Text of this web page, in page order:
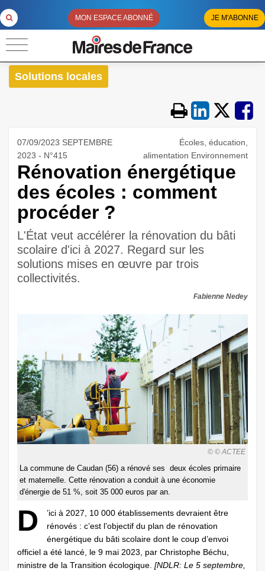
MON ESPACE ABONNÉ JE M'ABONNE
Solutions locales
07/09/2023 SEPTEMBRE
2023 - N°415
Écoles, éducation,
alimentation Environnement
Rénovation énergétique
des écoles : comment
procéder ?
L'État veut accélérer la rénovation du bâti
scolaire d'ici à 2027. Regard sur les
solutions mises en œuvre par trois
collectivités.
Fabienne Nedey
© © ACTEE
La commune de Caudan (56) a rénové ses deux écoles primaire
et maternelle. Cette rénovation a conduit à une économie
d'énergie de 51 %, soit 35 000 euros par an.
D
’ici à 2027, 10 000 établissements devraient être
rénovés : c’est l’objectif du plan de rénovation
énergétique du bâti scolaire dont le coup d’envoi
officiel a été lancé, le 9 mai 2023, par Christophe Béchu,
ministre de la Transition écologique. [NDLR: Le 5 septembre,